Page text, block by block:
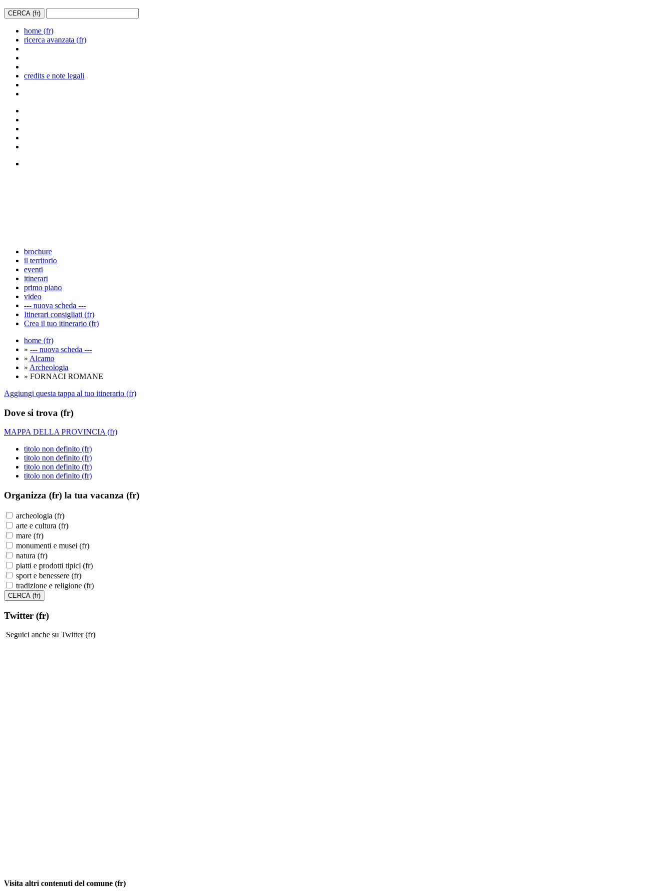
home (fr)
ricerca avanzata (fr)
credits e note legali
brochure
il territorio
eventi
itinerari
primo piano
video
--- nuova scheda ---
Itinerari consigliati (fr)
Crea il tuo itinerario (fr)
home (fr)
» --- nuova scheda ---
» Alcamo
» Archeologia
» FORNACI ROMANE
Aggiungi questa tappa al tuo itinerario (fr)
Dove si trova (fr)
MAPPA DELLA PROVINCIA (fr)
titolo non definito (fr)
titolo non definito (fr)
titolo non definito (fr)
titolo non definito (fr)
Organizza (fr) la tua vacanza (fr)
archeologia (fr)
arte e cultura (fr)
mare (fr)
monumenti e musei (fr)
natura (fr)
piatti e prodotti tipici (fr)
sport e benessere (fr)
tradizione e religione (fr)
Twitter (fr)
Seguici anche su Twitter (fr)
Visita altri contenuti del comune (fr)